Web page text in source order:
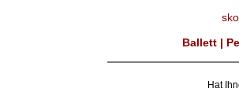
Ballett |
Hat